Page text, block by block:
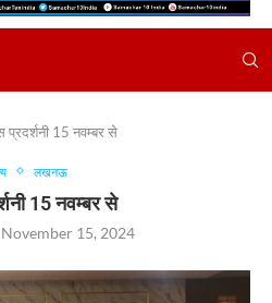
15 नवम्बर से
लखनऊ
15 नवम्बर से
November 15, 2024